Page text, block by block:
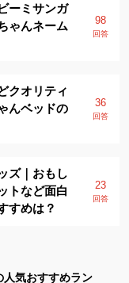
ーミサンガ
ゃんネーム
98
回答
クオリティ
んベッドの
36
回答
ズ｜おもし
トなど面白
すめは？
23
回答
人気おすすめラン